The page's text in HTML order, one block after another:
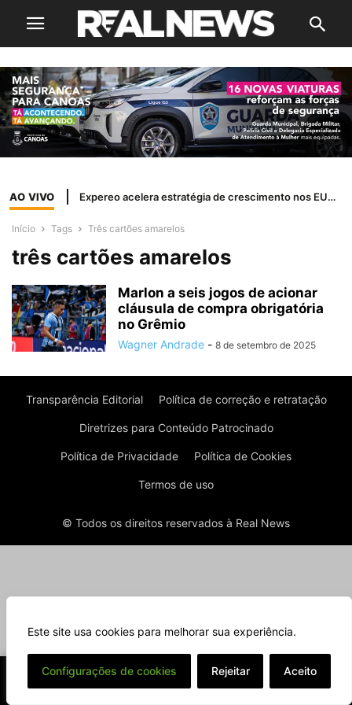
Este site usa cookies para melhorar sua experiência.
Configurações de cookies Rejeitar Aceito
AO VIVO Expereo acelera estratégia de crescimento nos EUA com a nomeação de Margi Shaw como presidente independente
Início Tags Três cartões amarelos
três cartões amarelos
Marlon a seis jogos de acionar
cláusula de compra obrigatória
no Grêmio
Wagner Andrade - 8 de setembro de 2025
Transparência Editorial Política de correção e retratação
Diretrizes para Conteúdo Patrocinado
Política de Privacidade Política de Cookies
Termos de uso
© Todos os direitos reservados à Real News